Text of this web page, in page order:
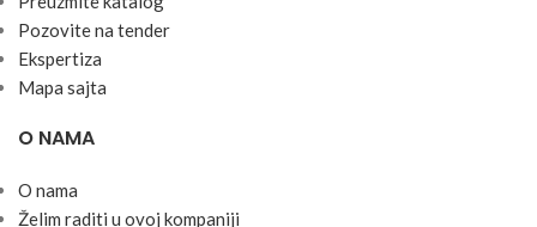
Pozovite na tender
Ekspertiza
Mapa sajta
O NAMA
O nama
Želim raditi u ovoj kompaniji